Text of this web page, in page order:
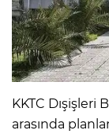
KKTC Dışişleri
arasında